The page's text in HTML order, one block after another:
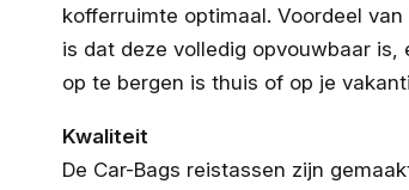
kofferruimte optimaal. Voordeel
is dat deze volledig opvouwbaar is,
op te bergen is thuis of op je
Kwaliteit
De Car-Bags reistassen zijn